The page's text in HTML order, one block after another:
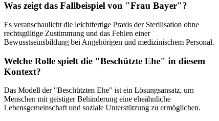
Was zeigt das Fallbeispiel von "Frau Bayer"?
Es veranschaulicht die leichtfertige Praxis der Sterilisation ohne
rechtsgültige Zustimmung und das Fehlen einer
Bewusstseinsbildung bei Angehörigen und medizinischem Personal.
Welche Rolle spielt die "Beschützte Ehe" in diesem
Kontext?
Das Modell der "Beschützten Ehe" ist ein Lösungsansatz, um
Menschen mit geistiger Behinderung eine eheähnliche
Lebensgemeinschaft und soziale Unterstützung zu ermöglichen.